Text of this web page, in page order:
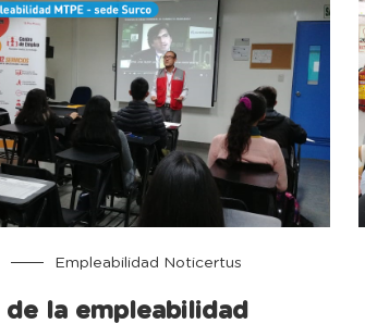
Empleabilidad Noticertus
de la empleabilidad